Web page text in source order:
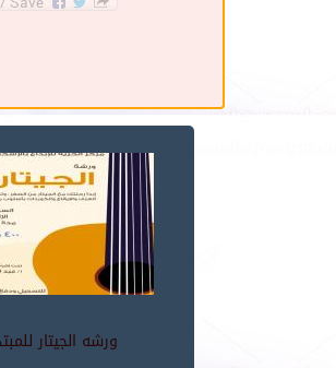
ورشه الجيتار